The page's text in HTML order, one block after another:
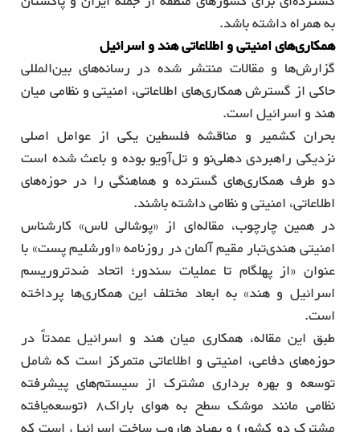
به همراه داشته باشد.
همکاری‌های امنیتی و اطلاعاتی هند و اسرائیل
گزارش‌ها و مقالات منتشر شده در رسانه‌های بین‌المللی
حاکی از گسترش همکاری‌های اطلاعاتی، امنیتی و نظامی میان
هند و اسرائیل است.
بحران کشمیر و مناقشه فلسطین یکی از عوامل اصلی
نزدیکی راهبردی دهلی‌نو و تل‌آویو بوده و باعث شده است
دو طرف همکاری‌های گسترده و هماهنگی را در حوزه‌های
اطلاعاتی، امنیتی و نظامی داشته باشند.
در همین چارچوب، مقاله‌ای از «پوشالی لاس» کارشناس
امنیتی هندی‌تبار مقیم آلمان در روزنامه «اورشلیم پست» با
عنوان «از پهلگام تا عملیات سندور؛ اتحاد ضدتروریسم
اسرائیل و هند» به ابعاد مختلف این همکاری‌ها پرداخته
است.
طبق این مقاله، همکاری میان هند و اسرائیل عمدتاً در
حوزه‌های دفاعی، امنیتی و اطلاعاتی متمرکز است که شامل
توسعه و بهره ‌برداری مشترک از سیستم‌های پیشرفته
نظامی مانند موشک سطح به هوای باراک8 (توسعه‌یافته